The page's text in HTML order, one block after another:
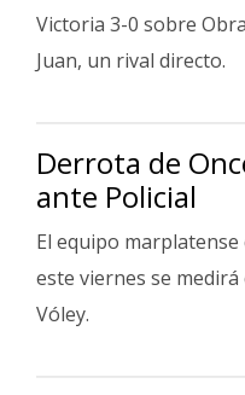
Victoria 3-0 sobre
Juan, un rival directo.
Derrota de
ante Policial
El equipo marplatense
este viernes se medirá
Vóley.